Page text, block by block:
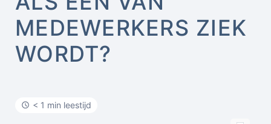
MEDEWERKERS ZIEK
WORDT?
< 1 min leestijd